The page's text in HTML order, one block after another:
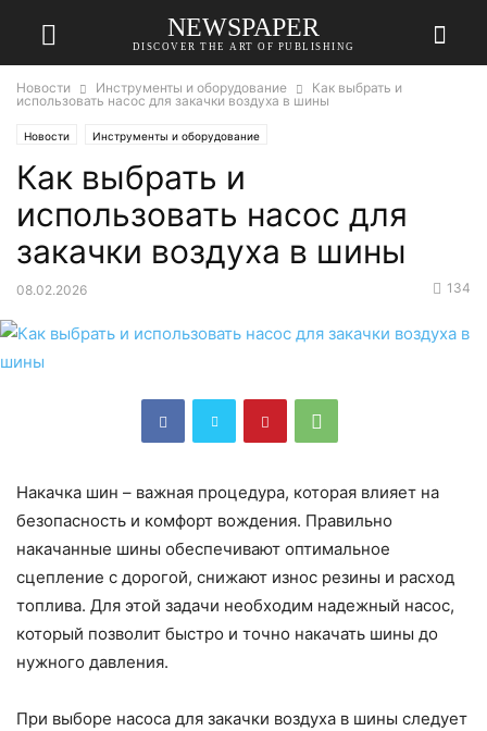
NEWSPAPER
DISCOVER THE ART OF PUBLISHING
Новости Инструменты и оборудование
Как выбрать и
использовать насос для закачки воздуха в шины
Новости Инструменты и оборудование
Как выбрать и
использовать насос для
закачки воздуха в шины
08.02.2026 134
Накачка шин – важная процедура, которая влияет на
безопасность и комфорт вождения. Правильно
накачанные шины обеспечивают оптимальное
сцепление с дорогой, снижают износ резины и расход
топлива. Для этой задачи необходим надежный насос,
который позволит быстро и точно накачать шины до
нужного давления.
При выборе насоса для закачки воздуха в шины следует